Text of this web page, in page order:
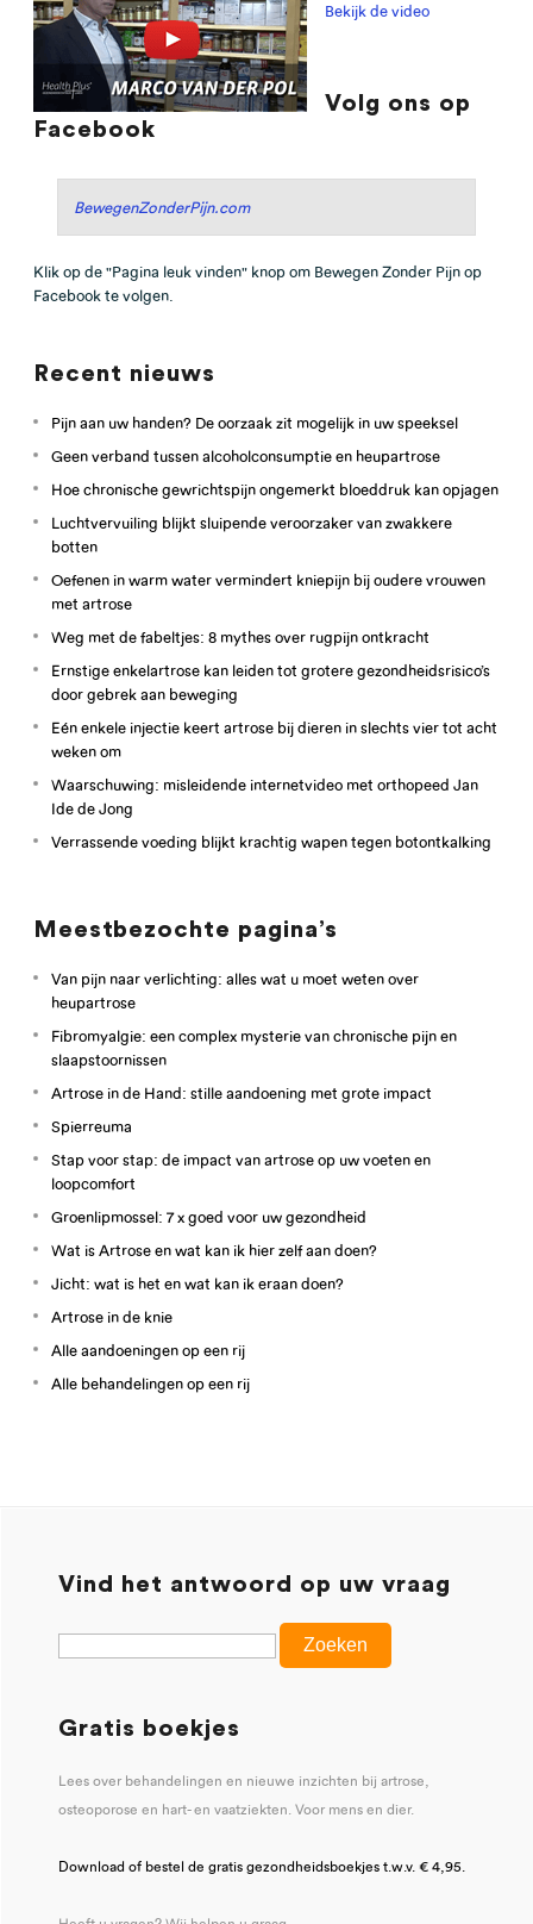
Bekijk de video
Volg ons op
Facebook
BewegenZonderPijn.com
Klik op de "Pagina leuk vinden" knop om Bewegen Zonder Pijn op
Facebook te volgen.
Recent nieuws
Pijn aan uw handen? De oorzaak zit mogelijk in uw speeksel
Geen verband tussen alcoholconsumptie en heupartrose
Hoe chronische gewrichtspijn ongemerkt bloeddruk kan opjagen
Luchtvervuiling blijkt sluipende veroorzaker van zwakkere
botten
Oefenen in warm water vermindert kniepijn bij oudere vrouwen
met artrose
Weg met de fabeltjes: 8 mythes over rugpijn ontkracht
Ernstige enkelartrose kan leiden tot grotere gezondheidsrisico’s
door gebrek aan beweging
Eén enkele injectie keert artrose bij dieren in slechts vier tot acht
weken om
Waarschuwing: misleidende internetvideo met orthopeed Jan
Ide de Jong
Verrassende voeding blijkt krachtig wapen tegen botontkalking
Meestbezochte pagina’s
Van pijn naar verlichting: alles wat u moet weten over
heupartrose
Fibromyalgie: een complex mysterie van chronische pijn en
slaapstoornissen
Artrose in de Hand: stille aandoening met grote impact
Spierreuma
Stap voor stap: de impact van artrose op uw voeten en
loopcomfort
Groenlipmossel: 7 x goed voor uw gezondheid
Wat is Artrose en wat kan ik hier zelf aan doen?
Jicht: wat is het en wat kan ik eraan doen?
Artrose in de knie
Alle aandoeningen op een rij
Alle behandelingen op een rij
Vind het antwoord op uw vraag
Gratis boekjes
Lees over behandelingen en nieuwe inzichten bij artrose,
osteoporose en hart- en vaatziekten. Voor mens en dier.
Download of bestel de gratis gezondheidsboekjes t.w.v. € 4,95.